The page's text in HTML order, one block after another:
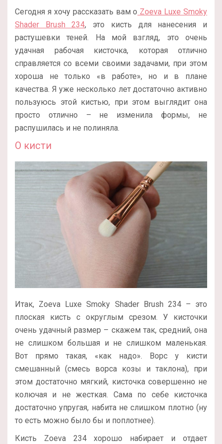
Сегодня я хочу рассказать вам о Zoeva Luxe Smoky
Shader Brush 234, это кисть для нанесения и
растушевки теней. На мой взгляд, это очень
удачная рабочая кисточка, которая отлично
справляется со всеми своими задачами, при этом
хороша не только «в работе», но и в плане
качества. Я уже несколько лет достаточно активно
пользуюсь этой кистью, при этом выглядит она
просто отлично – не изменила формы, не
распушилась и не полиняла.
О кисти
Итак, Zoeva Luxe Smoky Shader Brush 234 – это
плоская кисть с округлым срезом. У кисточки
очень удачный размер – скажем так, средний, она
не слишком большая и не слишком маленькая.
Вот прямо такая, «как надо». Ворс у кисти
смешанный (смесь ворса козы и таклона), при
этом достаточно мягкий, кисточка совершенно не
колючая и не жесткая. Сама по себе кисточка
достаточно упругая, набита не слишком плотно (ну
то есть можно было бы и поплотнее).
Кисть Zoeva 234 хорошо набирает и отдает